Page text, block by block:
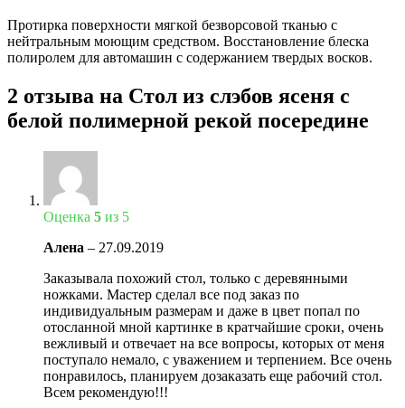
Протирка поверхности мягкой безворсовой тканью с
нейтральным моющим средством. Восстановление блеска
полиролем для автомашин с содержанием твердых восков.
2 отзыва на Стол из слэбов ясеня с
белой полимерной рекой посередине
Оценка 5 из 5
Алена – 27.09.2019
Заказывала похожий стол, только с деревянными
ножками. Мастер сделал все под заказ по
индивидуальным размерам и даже в цвет попал по
отосланной мной картинке в кратчайшие сроки, очень
вежливый и отвечает на все вопросы, которых от меня
поступало немало, с уважением и терпением. Все очень
понравилось, планируем дозаказать еще рабочий стол.
Всем рекомендую!!!